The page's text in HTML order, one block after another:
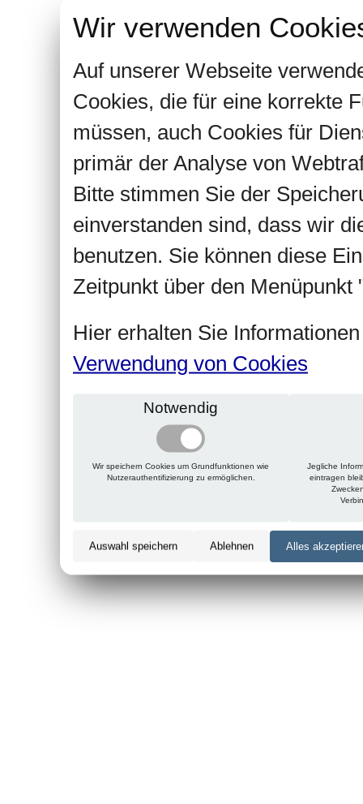
Wir verwenden
Auf unserer Webseite
Cookies, die für eine korrekte
müssen, auch Cookies für
primär der Analyse von
Bitte stimmen Sie der
einverstanden sind, dass wir
benutzen. Sie können diese
Zeitpunkt über den Menüpunkt
Hier erhalten Sie
Verwendung von Cookies
Notwendig
Wir speichern Cookies um Grundfunktionen wie
Nutzerauthentifizierung zu ermöglichen.
Jegliche
eintragen
Auswahl speichern Ablehnen Alles